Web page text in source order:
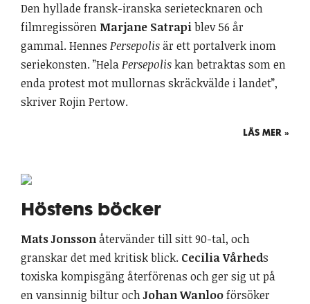
Den hyllade fransk-iranska serietecknaren och
filmregissören Marjane Satrapiblev 56 år
gammal. Hennes Persepolisär ett portalverk inom
seriekonsten. ”HelaPersepoliskan betraktas som en
enda protest mot mullornas skräckvälde i landet”,
skriver Rojin Pertow.
LÄS MER »
Höstens böcker
Mats Jonssonåtervänder till sitt 90-tal, och
granskar det med kritisk blick. Cecilia Vårheds
toxiska kompisgäng återförenas och ger sig ut på
en vansinnig biltur ochJohan Wanlooförsöker